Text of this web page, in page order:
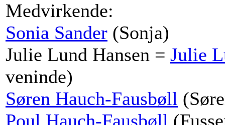
Medvirkende:
Sonia Sander (Sonja)
Julie Lund Hansen = Julie
veninde)
Søren Hauch-Fausbøll
Poul Hauch-Fausbøll